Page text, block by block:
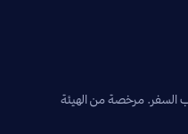
السفر. مرخصة من الهيئة